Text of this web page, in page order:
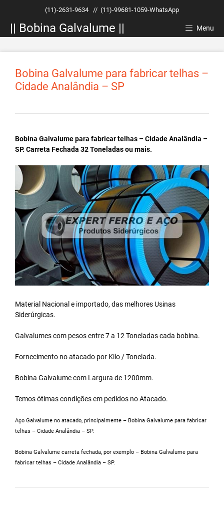
conteúdo
(11)-2631-9634 // (11)-99681-1059-WhatsApp
|| Bobina Galvalume || Menu
Bobina Galvalume para fabricar telhas –
Cidade Analândia – SP
Bobina Galvalume para fabricar telhas – Cidade Analândia –
SP. Carreta Fechada 32 Toneladas ou mais.
Material Nacional e importado, das melhores Usinas
Siderúrgicas.
Galvalumes com pesos entre 7 a 12 Toneladas cada bobina.
Fornecimento no atacado por Kilo / Tonelada.
Bobina Galvalumecom Largura de 1200mm.
Temos ótimas condições em pedidos no Atacado.
Aço Galvalume no atacado, principalmente – Bobina Galvalume para fabricar
telhas – Cidade Analândia – SP.
Bobina Galvalume carreta fechada, por exemplo – Bobina Galvalume para
fabricar telhas – Cidade Analândia – SP.